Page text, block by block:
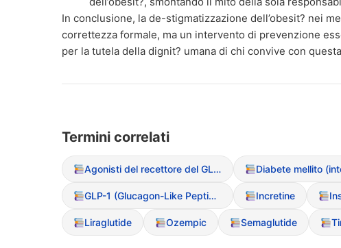
In conclusione, la de-stigmatizzazione dell’obesit? nei
correttezza formale, ma un intervento di prevenzione
per la tutela della dignit? umana di chi convive con
Termini correlati
Agonisti del recettore del GLP-1
GLP-1 (Glucagon-Like Peptide-1) Incretine
Liraglutide Ozempic Semaglutide